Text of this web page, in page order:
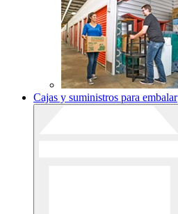
Cajas y suministros para embalar